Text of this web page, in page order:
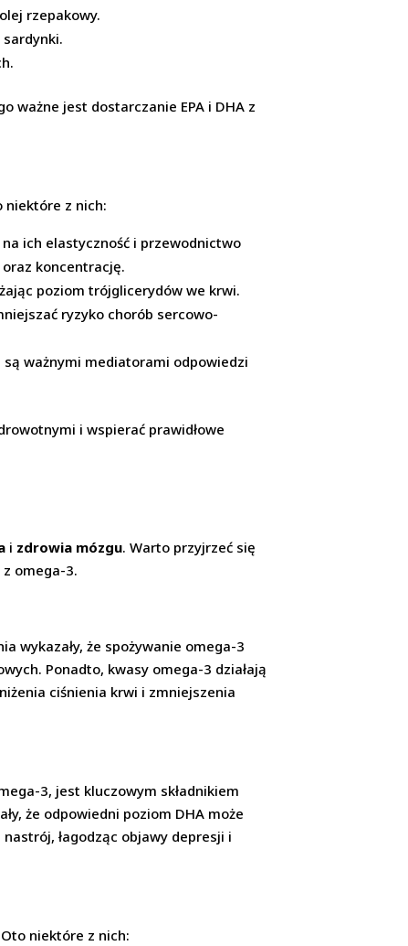
rzepakowy.
sardynki.
ważne jest dostarczanie EPA i DHA z
niektóre z nich:
na ich elastyczność i przewodnictwo
koncentrację.
poziom trójglicerydów we krwi.
ryzyko chorób sercowo-
ważnymi mediatorami odpowiedzi
i wspierać prawidłowe
i zdrowia mózgu. Warto przyjrzeć się
omega-3.
wykazały, że spożywanie omega-3
Ponadto, kwasy omega-3 działają
ciśnienia krwi i zmniejszenia
3, jest kluczowym składnikiem
że odpowiedni poziom DHA może
łagodząc objawy depresji i
niektóre z nich: